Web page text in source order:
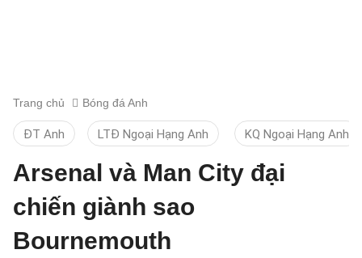
Trang chủ Bóng đá Anh
ĐT Anh LTĐ Ngoại Hạng Anh KQ Ngoại Hạng Anh
Arsenal và Man City đại
chiến giành sao
Bournemouth